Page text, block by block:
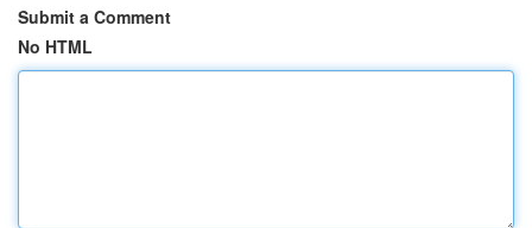
Submit a Comment
No HTML